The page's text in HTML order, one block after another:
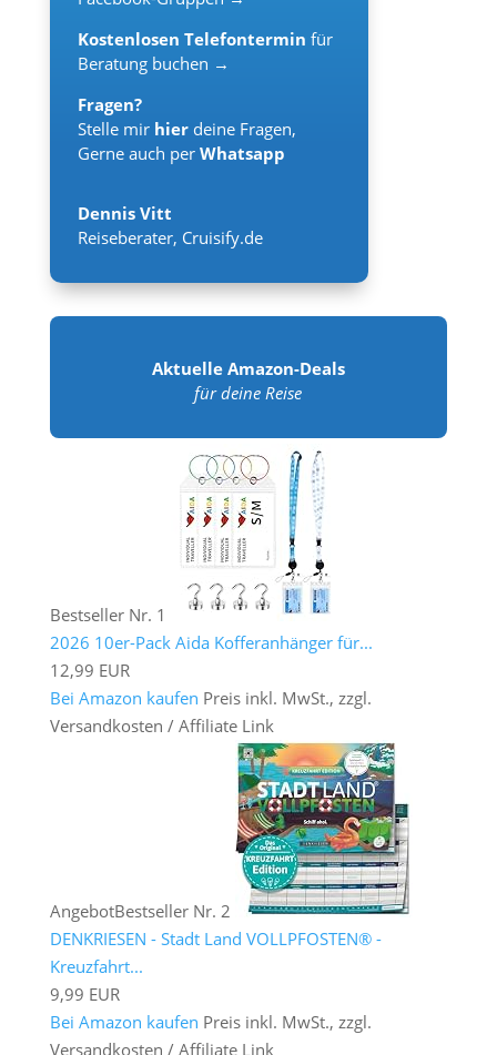
Kostenlosen Telefontermin für
Beratung buchen →
Fragen?
Stelle mir hier deine Fragen,
Gerne auch per Whatsapp
Dennis Vitt
Reiseberater, Cruisify.de
Aktuelle Amazon-Deals
für deine Reise
Bestseller Nr. 1
2026 10er-Pack Aida Kofferanhänger für...
12,99 EUR
Bei Amazon kaufen Preis inkl. MwSt., zzgl.
Versandkosten / Affiliate Link
AngebotBestseller Nr. 2
DENKRIESEN - Stadt Land VOLLPFOSTEN® -
Kreuzfahrt...
9,99 EUR
Bei Amazon kaufen Preis inkl. MwSt., zzgl.
Versandkosten / Affiliate Link